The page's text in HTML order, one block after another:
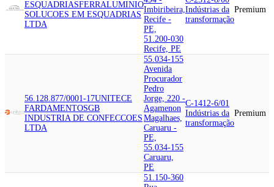
ESQUADRIASFERRALUMINIO
SOLUCOES EM ESQUADRIAS
LTDA
Imbiribeira,
Recife -
PE,
51.200-030
Recife, PE
Indústrias da
transformação
Premium
56.128.877/0001-17UNITECE
FARDAMENTOSGB
INDUSTRIA DE CONFECCOES
LTDA
55.034-155
Avenida
Procurador
Pedro
Jorge, 220 -
Agamenon
Magalhaes,
Caruaru -
PE,
55.034-155
Caruaru,
PE
C-1412-6/01
Indústrias da
transformação
Premium
51.150-360